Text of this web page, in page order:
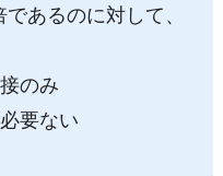
あるのに対して、
のみ
要ない